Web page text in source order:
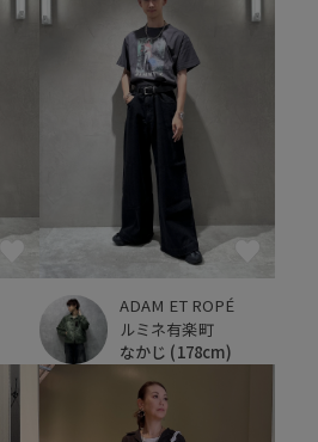
ADAM ET ROPÉ
ルミネ有楽町
なかじ (178cm)